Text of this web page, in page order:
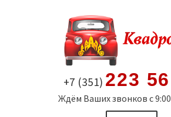
содержимому
+7 (351) 223
Ждём Ваших звонков с